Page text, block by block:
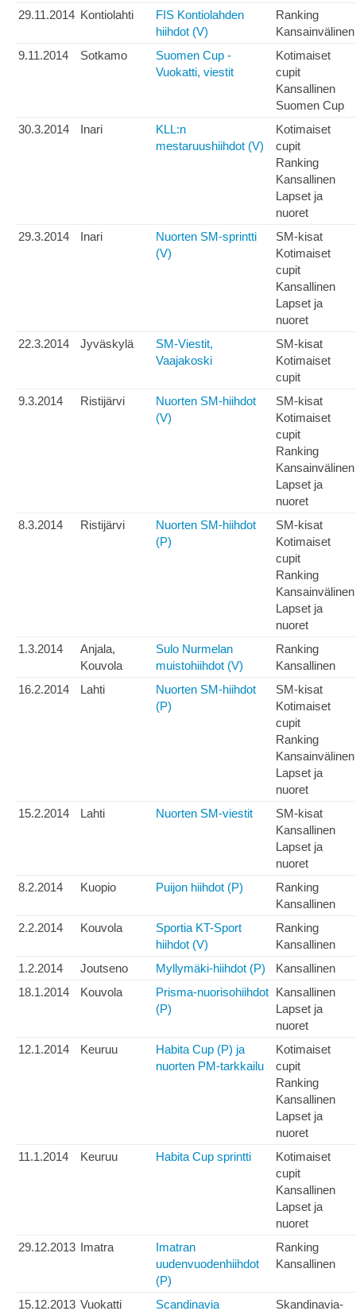
29.11.2014 Kontiolahti
FIS Kontiolahden
hiihdot (V)
Ranking
Kansainvälinen
9.11.2014
Sotkamo
Suomen Cup -
Vuokatti, viestit
Kotimaiset
cupit
Kansallinen
Suomen Cup
30.3.2014
Inari
KLL:n
mestaruushiihdot (V)
Kotimaiset
cupit
Ranking
Kansallinen
Lapset ja
nuoret
29.3.2014
Inari
Nuorten SM-sprintti
(V)
SM-kisat
Kotimaiset
cupit
Kansallinen
Lapset ja
nuoret
22.3.2014
Jyväskylä
SM-Viestit,
Vaajakoski
SM-kisat
Kotimaiset
cupit
9.3.2014
Ristijärvi
Nuorten SM-hiihdot
(V)
SM-kisat
Kotimaiset
cupit
Ranking
Kansainvälinen
Lapset ja
nuoret
8.3.2014
Ristijärvi
Nuorten SM-hiihdot
(P)
SM-kisat
Kotimaiset
cupit
Ranking
Kansainvälinen
Lapset ja
nuoret
1.3.2014
Anjala,
Kouvola
Sulo Nurmelan
muistohiihdot (V)
Ranking
Kansallinen
16.2.2014
Lahti
Nuorten SM-hiihdot
(P)
SM-kisat
Kotimaiset
cupit
Ranking
Kansainvälinen
Lapset ja
nuoret
15.2.2014
Lahti Nuorten SM-viestit
SM-kisat
Kansallinen
Lapset ja
nuoret
8.2.2014
Kuopio Puijon hiihdot (P)
Ranking
Kansallinen
2.2.2014
Kouvola
Sportia KT-Sport
hiihdot (V)
Ranking
Kansallinen
1.2.2014
Joutseno Myllymäki-hiihdot (P)
Kansallinen
18.1.2014
Kouvola
Prisma-nuorisohiihdot
(P)
Kansallinen
Lapset ja
nuoret
12.1.2014
Keuruu
Habita Cup (P) ja
nuorten PM-tarkkailu
Kotimaiset
cupit
Ranking
Kansallinen
Lapset ja
nuoret
11.1.2014
Keuruu Habita Cup sprintti
Kotimaiset
cupit
Kansallinen
Lapset ja
nuoret
29.12.2013 Imatra
Imatran
uudenvuodenhiihdot
(P)
Ranking
Kansallinen
15.12.2013 Vuokatti
Scandinavia
Skandinavia-